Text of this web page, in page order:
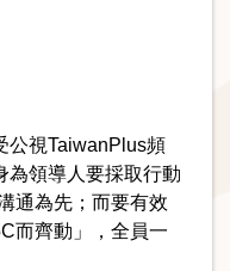
公視TaiwanPlus頻
為領導人要採取行動
通為先；而要有效
而齊動」，全員一